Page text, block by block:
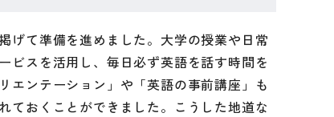
げて準備を進めました。大学の授業や日常
ビスを活用し、毎日必ず英語を話す時間を
エンテーション」や「英語の事前講座」も
ておくことができました。こうした地道な